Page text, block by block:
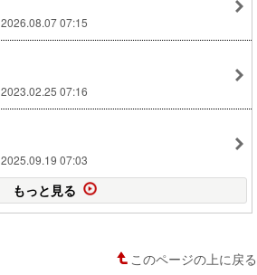
2026.08.07 07:15
2023.02.25 07:16
2025.09.19 07:03
もっと見る
このページの上に戻る